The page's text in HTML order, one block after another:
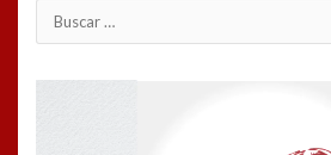
Buscar: